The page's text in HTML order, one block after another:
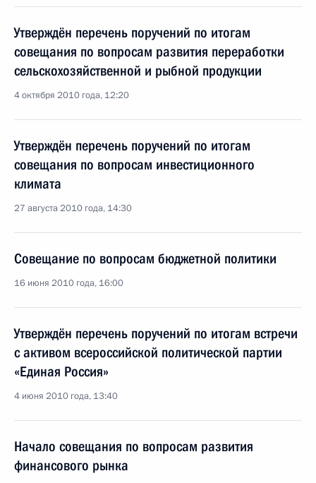
Утверждён перечень поручений по итогам
совещания по вопросам развития переработки
сельскохозяйственной и рыбной продукции
4 октября 2010 года, 12:20
Утверждён перечень поручений по итогам
совещания по вопросам инвестиционного
климата
27 августа 2010 года, 14:30
Совещание по вопросам бюджетной политики
16 июня 2010 года, 16:00
Утверждён перечень поручений по итогам встречи
с активом всероссийской политической партии
«Единая Россия»
4 июня 2010 года, 13:40
Начало совещания по вопросам развития
финансового рынка